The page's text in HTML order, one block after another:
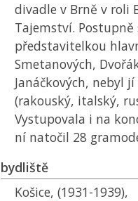
divadle v Brně v roli
Tajemství.
představitelkou
Smetanových,
Janáčkových, nebyl
(rakouský, italský,
Vystupovala i na
ní natočil 28
bydliště
Košice, (1931-1939),